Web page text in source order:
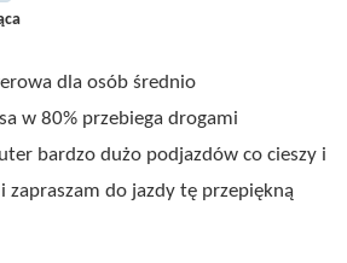
dla osób średnio
w 80% przebiega drogami
bardzo dużo podjazdów co cieszy i
zapraszam do jazdy tę przepiękną